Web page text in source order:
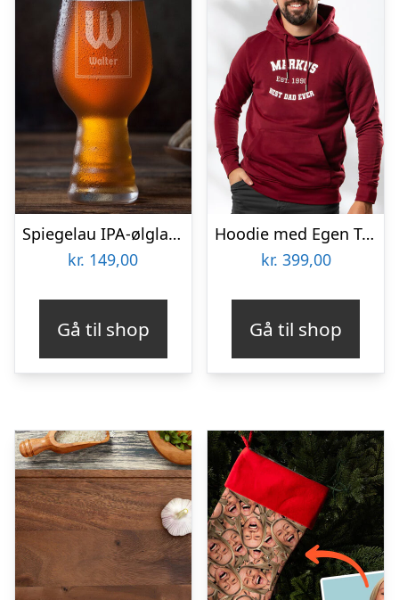
Spiegelau IPA-ølglas med Gravering – Egen Tekst
kr. 149,00
Gå til shop
Hoodie med Egen Tekst i Collegestil
kr. 399,00
Gå til shop